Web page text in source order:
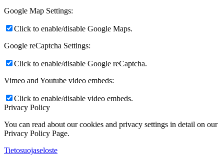
Google Map Settings:
Click to enable/disable Google Maps.
Google reCaptcha Settings:
Click to enable/disable Google reCaptcha.
Vimeo and Youtube video embeds:
Click to enable/disable video embeds.
Privacy Policy
You can read about our cookies and privacy settings in detail on our
Privacy Policy Page.
Tietosuojaseloste